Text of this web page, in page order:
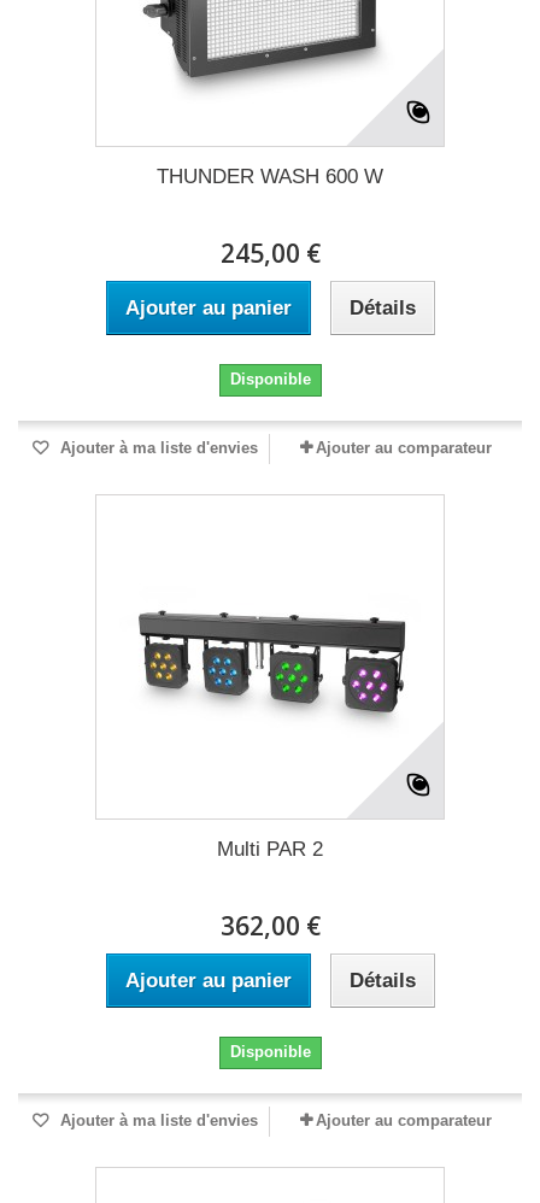
THUNDER WASH 600 W
245,00 €
Ajouter au panier Détails
Disponible
Ajouter à ma liste d'envies Ajouter au comparateur
Multi PAR 2
362,00 €
Ajouter au panier Détails
Disponible
Ajouter à ma liste d'envies Ajouter au comparateur